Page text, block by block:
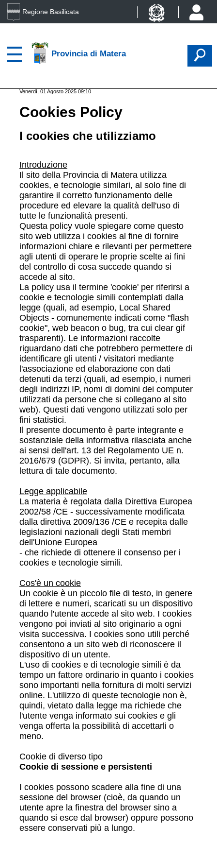
Regione Basilicata
Provincia di Matera
Venerdì, 01 Agosto 2025 09:10
Cookies Policy
I cookies che utilizziamo
Introduzione
Il sito della Provincia di Matera utilizza
cookies, e tecnologie similari, al solo fine di
garantire il corretto funzionamento delle
procedure ed elevare la qualità dell'uso di
tutte le funzionalità presenti.
Questa policy vuole spiegare come questo
sito web utilizza i cookies al fine di fornire
informazioni chiare e rilevanti per permettere
agli utenti di operare le proprie scelte ai fini
del controllo di cosa succede quando si
accede al sito.
La policy usa il termine 'cookie' per riferirsi a
cookie e tecnologie simili contemplati dalla
legge (quali, ad esempio, Local Shared
Objects - comunemente indicati come "flash
cookie", web beacon o bug, tra cui clear gif
trasparenti). Le informazioni raccolte
riguardano dati che potrebbero permettere di
identificare gli utenti / visitatori mediante
l'associazione ed elaborazione con dati
detenuti da terzi (quali, ad esempio, i numeri
degli indirizzi IP, nomi di domini dei computer
utilizzati da persone che si collegano al sito
web). Questi dati vengono utilizzati solo per
fini statistici.
Il presente documento è parte integrante e
sostanziale della informativa rilasciata anche
ai sensi dell'art. 13 del Regolamento UE n.
2016/679 (GDPR). Si invita, pertanto, alla
lettura di tale documento.
Legge applicabile
La materia è regolata dalla Direttiva Europea
2002/58 /CE - successivamente modificata
dalla direttiva 2009/136 /CE e recepita dalle
legislazioni nazionali degli Stati membri
dell'Unione Europea
- che richiede di ottenere il consenso per i
cookies e tecnologie simili.
Cos'è un cookie
Un cookie è un piccolo file di testo, in genere
di lettere e numeri, scaricati su un dispositivo
quando l'utente accede al sito web. I cookies
vengono poi inviati al sito originario a ogni
visita successiva. I cookies sono utili perché
consentono a un sito web di riconoscere il
dispositivo di un utente.
L'uso di cookies e di tecnologie simili è da
tempo un fattore ordinario in quanto i cookies
sono importanti nella fornitura di molti servizi
online. L'utilizzo di queste tecnologie non è,
quindi, vietato dalla legge ma richiede che
l'utente venga informato sui cookies e gli
venga offerta la possibilità di accettarli o
meno.
Cookie di diverso tipo
Cookie di sessione e persistenti
I cookies possono scadere alla fine di una
sessione del browser (cioè, da quando un
utente apre la finestra del browser sino a
quando si esce dal browser) oppure possono
essere conservati più a lungo.